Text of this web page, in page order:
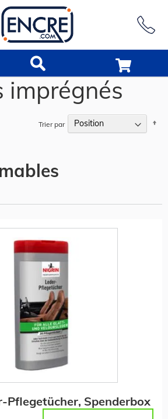
imprégnés
Trier par
Pflegetücher, Spenderbox